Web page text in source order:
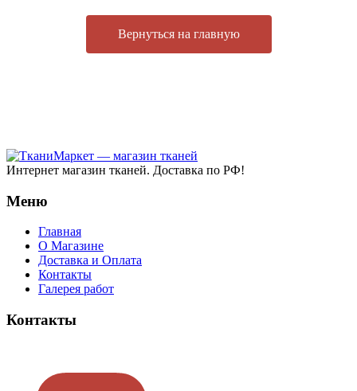
Вернуться на главную
Интернет магазин тканей. Доставка по РФ!
Меню
Главная
О Магазине
Доставка и Оплата
Контакты
Галерея работ
Контакты